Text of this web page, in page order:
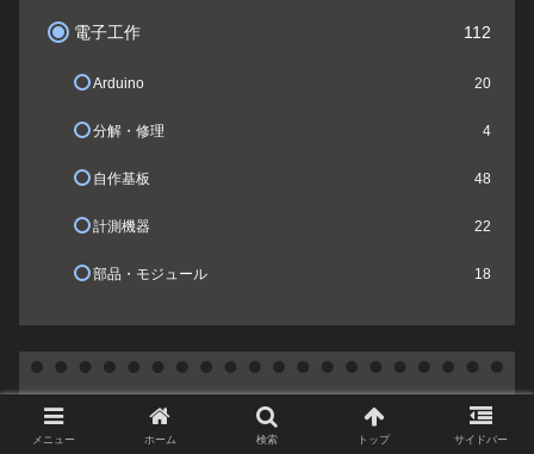
電子工作 112
Arduino 20
分解・修理 4
自作基板 48
計測機器 22
部品・モジュール 18
電子工作に使えそうな100均のブ
リキ缶・プラケースコレクション
メニュー ホーム 検索 トップ サイドバー